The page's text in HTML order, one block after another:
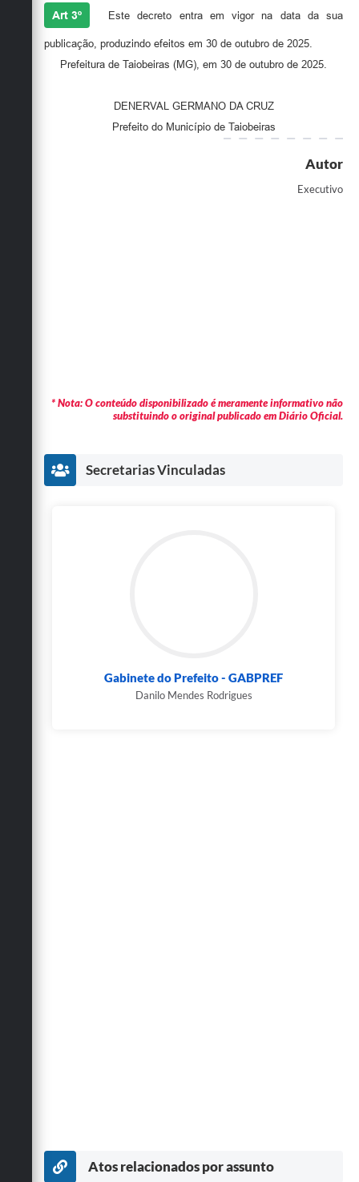
Art 3º Este decreto entra em vigor na data da sua
publicação, produzindo efeitos em 30 de outubro de 2025.
Prefeitura de Taiobeiras (MG), em 30 de outubro de 2025.
DENERVAL GERMANO DA CRUZ
Prefeito do Município de Taiobeiras
Autor
Executivo
* Nota: O conteúdo disponibilizado é meramente informativo não
substituindo o original publicado em Diário Oficial.
Secretarias Vinculadas
Gabinete do Prefeito - GABPREF
Danilo Mendes Rodrigues
Atos relacionados por assunto